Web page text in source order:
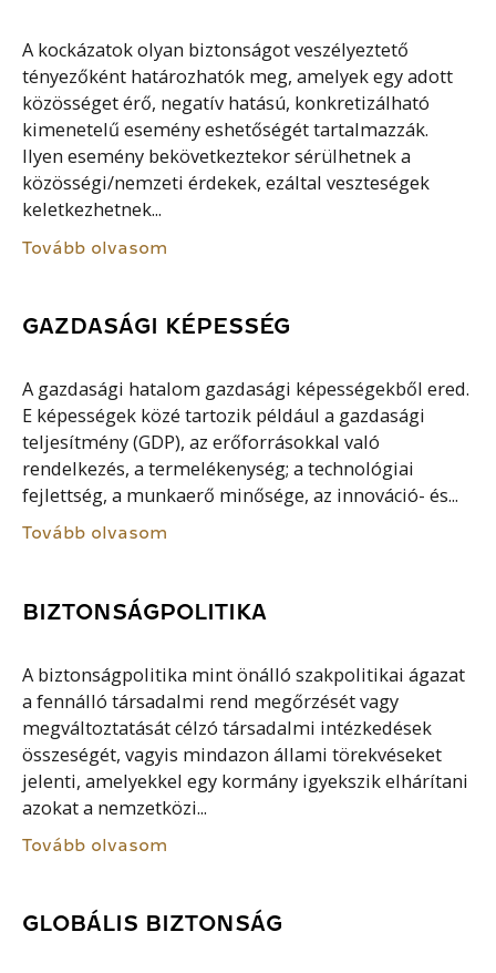
A kockázatok olyan biztonságot veszélyeztető
tényezőként határozhatók meg, amelyek egy adott
közösséget érő, negatív hatású, konkretizálható
kimenetelű esemény eshetőségét tartalmazzák.
Ilyen esemény bekövetkeztekor sérülhetnek a
közösségi/nemzeti érdekek, ezáltal veszteségek
keletkezhetnek...
Tovább olvasom
GAZDASÁGI KÉPESSÉG
A gazdasági hatalom gazdasági képességekből ered.
E képességek közé tartozik például a gazdasági
teljesítmény (GDP), az erőforrásokkal való
rendelkezés, a termelékenység; a technológiai
fejlettség, a munkaerő minősége, az innováció- és...
Tovább olvasom
BIZTONSÁGPOLITIKA
A biztonságpolitika mint önálló szakpolitikai ágazat
a fennálló társadalmi rend megőrzését vagy
megváltoztatását célzó társadalmi intézkedések
összeségét, vagyis mindazon állami törekvéseket
jelenti, amelyekkel egy kormány igyekszik elhárítani
azokat a nemzetközi...
Tovább olvasom
GLOBÁLIS BIZTONSÁG